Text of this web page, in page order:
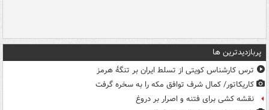
پربازدیدترین ها
ترس کارشناس کویتی از تسلط ایران بر تنگۀ هرمز
کاریکاتور/ کمال شرف توافق مکه را به سخره گرفت
نقشه کشی برای فتنه و اصرار بر دروغ